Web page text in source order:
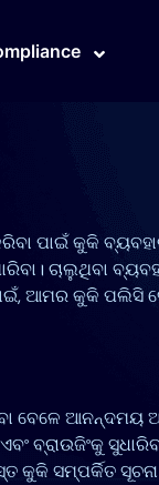
ପାଇଁ କୁକି
ଚାଲୁଥିବା
ଆମର କୁକି ପଲିସି
ବେଳେ ଆନନ୍ଦମୟ
ବ୍ରାଉଜିଂକୁ
କୁକି ସମ୍ପର୍କିତ